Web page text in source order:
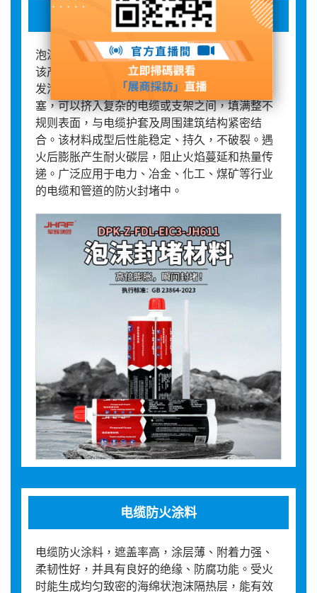
泡沫封堵材料
泡沫封堵材料，是一种双组份发泡型封堵材料，
该产品混合打出后即时发泡，迅速膨胀形成的。
发泡前具有流动性，适用于复杂管件贯穿孔洞填
塞，可以挤入复杂的电缆或支架之间，填满整不
规则表面，与电缆护套及周围建筑结构紧密结
合。该材料成型后性能稳定、持久，不破裂。遇
火后膨胀产生耐火碳层，阻止火焰蔓延和热量传
递。广泛应用于电力、冶金、化工、煤矿等行业
的电缆和管道的防火封堵中。
电缆防火涂料
电缆防火涂料，遮盖率高，涂层薄、附着力强、
柔韧性好，并具有良好的绝缘、防腐功能。受火
时能生成均匀致密的海绵状泡沫隔热层，能有效